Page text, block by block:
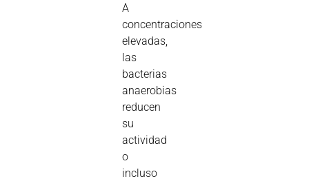
A
concentraciones
elevadas,
las
bacterias
anaerobias
reducen
su
actividad
o
incluso